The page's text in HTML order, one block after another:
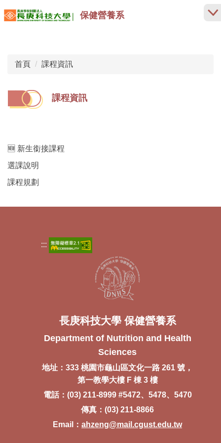
跳
到
保健營養系
首頁 課程資訊
課程資訊
🆕 新生銜接課程
選課說明
課程規劃
:::
長庚科技大學 保健營養系
Department of Nutrition and Health
Sciences
地址：333 桃園市龜山區文化一路 261 號，
第一教學大樓 F 棟 3 樓
電話：(03) 211-8999 #5472、5478、5470
傳真：(03) 211-8866
Email： ahzeng@mail.cgust.edu.tw